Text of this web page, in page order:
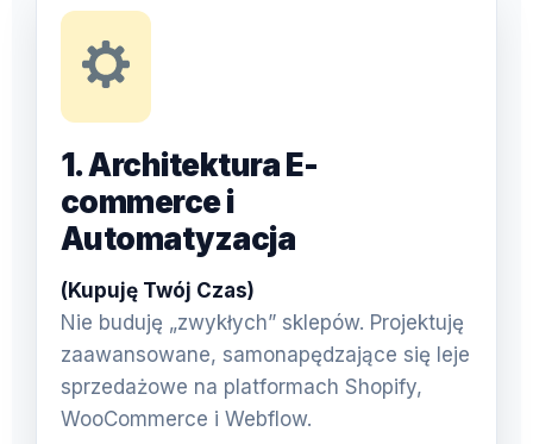
1. Architektura E-
commerce i
Automatyzacja
(Kupuję Twój Czas)
Nie buduję „zwykłych” sklepów. Projektuję
zaawansowane, samonapędzające się leje
sprzedażowe na platformach Shopify,
WooCommerce i Webflow.